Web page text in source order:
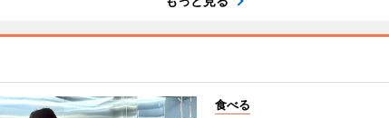
食べる